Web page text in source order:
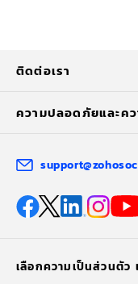
ติดต่อเรา
ความปลอดภัยและค
เลือกความเป็นส่วนตัว